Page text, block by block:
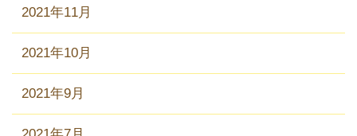
2021年11月
2021年10月
2021年9月